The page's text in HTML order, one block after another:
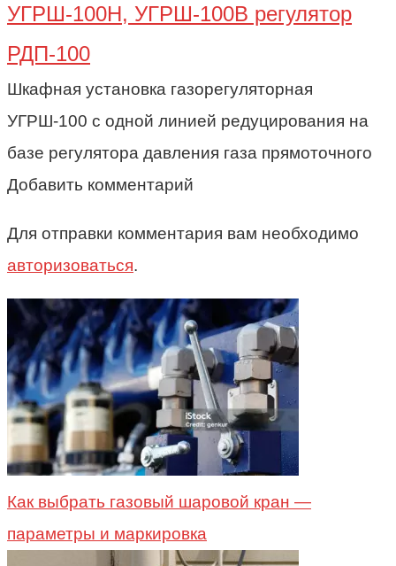
УГРШ-100Н, УГРШ-100В регулятор
РДП-100
Шкафная установка газорегуляторная
УГРШ-100 с одной линией редуцирования на
базе регулятора давления газа прямоточного
Добавить комментарий
Для отправки комментария вам необходимо
авторизоваться.
Как выбрать газовый шаровой кран —
параметры и маркировка